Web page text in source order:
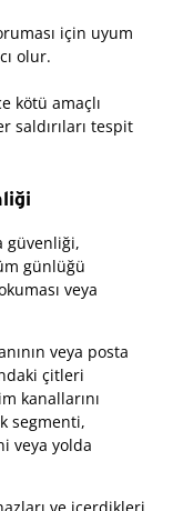
için uyum
olur.
kötü amaçlı
saldırıları tespit
güvenliği,
günlüğü
veya
veya posta
çitleri
kanallarını
segmenti,
veya yolda